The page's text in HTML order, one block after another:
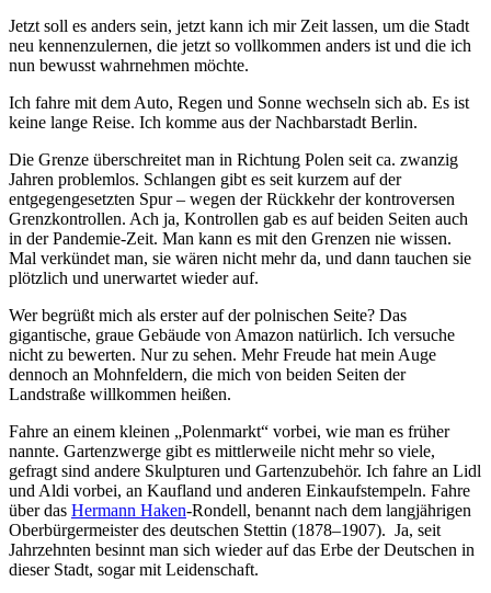
Jetzt soll es anders sein, jetzt kann ich mir Zeit lassen, um die Stadt
neu kennenzulernen, die jetzt so vollkommen anders ist und die ich
nun bewusst wahrnehmen möchte.
Ich fahre mit dem Auto, Regen und Sonne wechseln sich ab. Es ist
keine lange Reise. Ich komme aus der Nachbarstadt Berlin.
Die Grenze überschreitet man in Richtung Polen seit ca. zwanzig
Jahren problemlos. Schlangen gibt es seit kurzem auf der
entgegengesetzten Spur – wegen der Rückkehr der kontroversen
Grenzkontrollen. Ach ja, Kontrollen gab es auf beiden Seiten auch
in der Pandemie-Zeit. Man kann es mit den Grenzen nie wissen.
Mal verkündet man, sie wären nicht mehr da, und dann tauchen sie
plötzlich und unerwartet wieder auf.
Wer begrüßt mich als erster auf der polnischen Seite? Das
gigantische, graue Gebäude von Amazon natürlich. Ich versuche
nicht zu bewerten. Nur zu sehen. Mehr Freude hat mein Auge
dennoch an Mohnfeldern, die mich von beiden Seiten der
Landstraße willkommen heißen.
Fahre an einem kleinen „Polenmarkt“ vorbei, wie man es früher
nannte. Gartenzwerge gibt es mittlerweile nicht mehr so viele,
gefragt sind andere Skulpturen und Gartenzubehör. Ich fahre an Lidl
und Aldi vorbei, an Kaufland und anderen Einkaufstempeln. Fahre
über das Hermann Haken-Rondell, benannt nach dem langjährigen
Oberbürgermeister des deutschen Stettin (1878–1907). Ja, seit
Jahrzehnten besinnt man sich wieder auf das Erbe der Deutschen in
dieser Stadt, sogar mit Leidenschaft.